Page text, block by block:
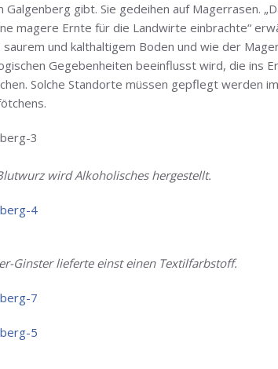
Galgenberg gibt. Sie gedeihen auf Magerrasen.
magere Ernte für die Landwirte einbrachte“
saurem und kalthaltigem Boden und wie der
Gegebenheiten beeinflusst wird, die ins
Solche Standorte müssen gepflegt werden
wird Alkoholisches hergestellt.
Ginster lieferte einst einen Textilfarbstoff.